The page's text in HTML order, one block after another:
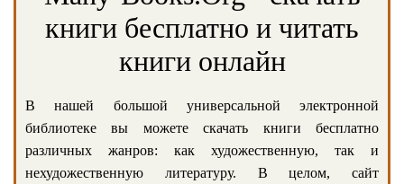
книги бесплатно и читать
книги онлайн
В нашей большой универсальной электронной
библиотеке вы можете скачать книги бесплатно
различных жанров: как художественную, так и
нехудожественную литературу. В целом, сайт